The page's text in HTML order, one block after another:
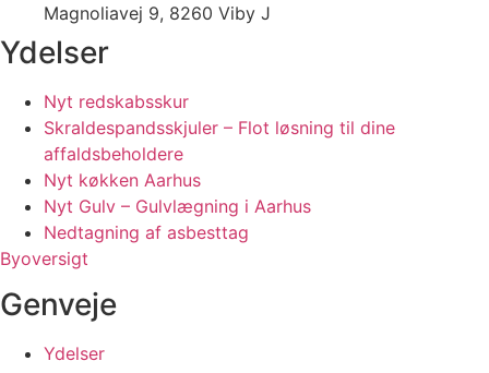
Magnoliavej 9, 8260 Viby J
Ydelser
Nyt redskabsskur
Skraldespandsskjuler – Flot løsning til dine
affaldsbeholdere
Nyt køkken Aarhus
Nyt Gulv – Gulvlægning i Aarhus
Nedtagning af asbesttag
Byoversigt
Genveje
Ydelser